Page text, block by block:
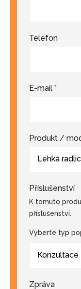
Telefon
E-mail *
Produkt /
Lehká
Příslušenství
K tomuto
příslušenství.
Vyberte typ
Konzultace
Zpráva